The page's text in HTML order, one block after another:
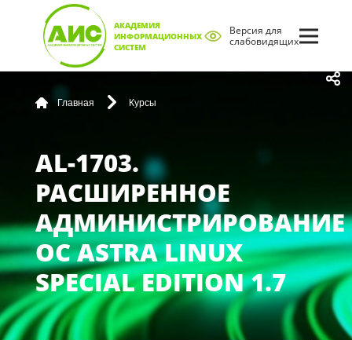
АКАДЕМИЯ
ИНФОРМАЦИОННЫХ
СИСТЕМ
Версия для
слабовидящих
Главная Курсы
AL-1703.
РАСШИРЕННОЕ
АДМИНИСТРИРОВАНИЕ
ОС ASTRA LINUX
SPECIAL EDITION 1.7